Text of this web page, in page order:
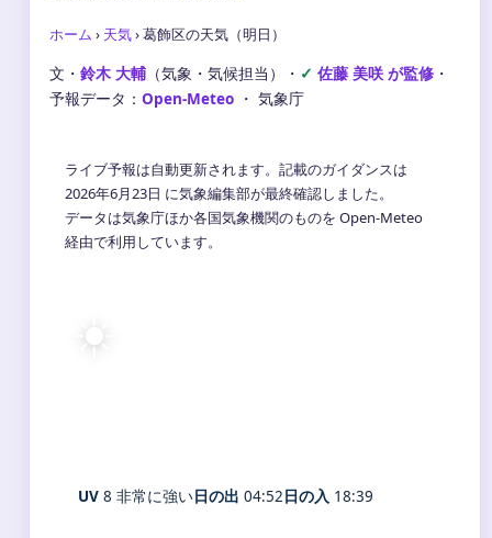
ホーム › 天気›葛飾区の天気（明日）
文・ 鈴木 大輔 （気象・気候担当） ・ 佐藤 美咲 が監修 ・
予報データ： Open-Meteo ・ 気象庁
ライブ予報は自動更新されます。記載のガイダンスは
2026年6月23日 に気象編集部が最終確認しました。
データは気象庁ほか各国気象機関のものを Open-Meteo
経由で利用しています。
☀️
UV 8 非常に強い日の出 04:52日の入 18:39